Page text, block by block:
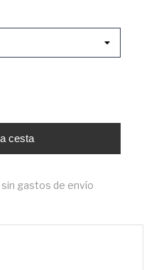
cesta
gastos de envío